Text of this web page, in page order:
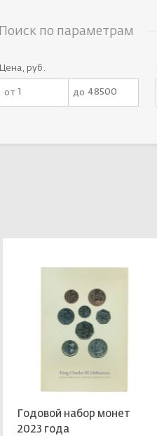
Поиск по параметрам
Цена, руб.
от до
Годовой набор монет
2023 года